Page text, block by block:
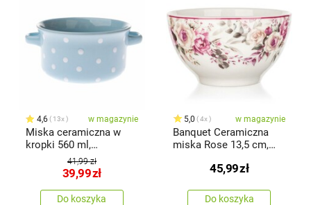
4,6 13x w magazynie
Miska ceramiczna w
kropki 560 ml,
jasnoniebieski
41,99 zł
39,99zł
Do koszyka
5,0 4x w magazynie
Banquet Ceramiczna
miska Rose 13,5 cm,
45,99zł
Do koszyka